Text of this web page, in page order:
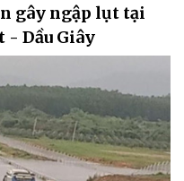
gây ngập lụt tại
- Dầu Giây